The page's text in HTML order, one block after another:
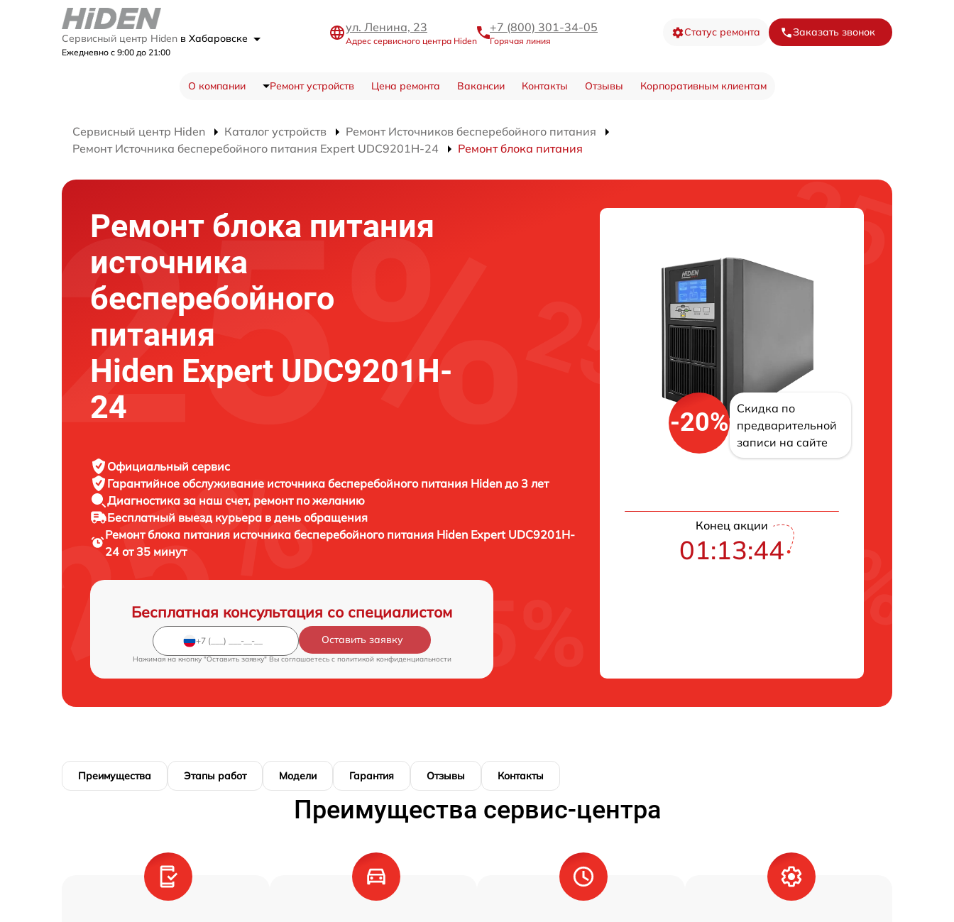
Сервисный центр Hiden в Хабаровске
Ежедневно с 9:00 до 21:00
ул. Ленина, 23
Адрес сервисного центра Hiden
+7 (800) 301-34-05
Горячая линия
Статус ремонта Заказать звонок
О компании Ремонт устройств Цена ремонта Вакансии Контакты Отзывы Корпоративным клиентам
Сервисный центр Hiden Каталог устройств
Ремонт Источников бесперебойного питания
Ремонт Источника бесперебойного питания Expert UDC9201H-24
Ремонт блока питания
Ремонт блока питания
источника
бесперебойного
питания
Hiden Expert UDC9201H-
24
Официальный сервис
Гарантийное обслуживание источника бесперебойного питания Hiden до 3 лет
Диагностика за наш счет, ремонт по желанию
Бесплатный выезд курьера в день обращения
Ремонт блока питания источника бесперебойного питания Hiden Expert UDC9201H-
24 от 35 минут
Бесплатная консультация со специалистом
Оставить заявку
Нажимая на кнопку "Оставить заявку" Вы соглашаетесь c политикой конфиденциальности
-20%
Скидка по
предварительной
записи на сайте
Конец акции
01:13:42
Преимущества Этапы работ Модели Гарантия Отзывы Контакты
Преимущества сервис-центра